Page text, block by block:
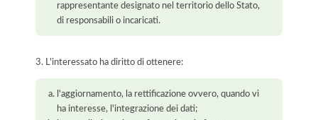
rappresentante designato nel territorio dello Stato,
di responsabili o incaricati.
3. L'interessato ha diritto di ottenere:
l'aggiornamento, la rettificazione ovvero, quando vi
ha interesse, l'integrazione dei dati;